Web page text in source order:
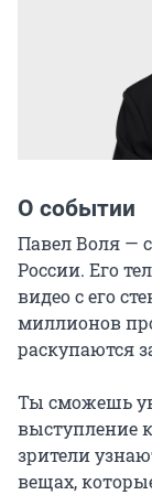
О событии
Павел Воля —
России. Его
видео с его
миллионов
раскупаются
Ты сможешь
выступление
зрители
вещах,